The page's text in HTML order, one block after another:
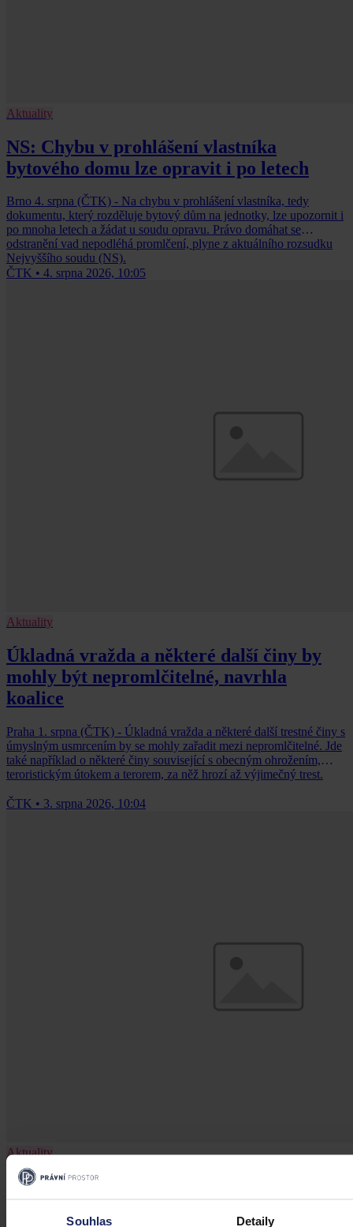
Souhlas Detaily
Aktuality
NS: Chybu v prohlášení vlastníka
bytového domu lze opravit i po letech
Brno 4. srpna (ČTK) - Na chybu v prohlášení vlastníka, tedy
dokumentu, který rozděluje bytový dům na jednotky, lze upozornit i
po mnoha letech a žádat u soudu opravu. Právo domáhat se
odstranění vad nepodléhá promlčení, plyne z aktuálního rozsudku
Nejvyššího soudu (NS).
ČTK • 4. srpna 2026, 10:05
Aktuality
Úkladná vražda a některé další činy by
mohly být nepromlčitelné, navrhla
koalice
Praha 1. srpna (ČTK) - Úkladná vražda a některé další trestné činy s
úmyslným usmrcením by se mohly zařadit mezi nepromlčitelné. Jde
také například o některé činy související s obecným ohrožením,
teroristickým útokem a terorem, za něž hrozí až výjimečný trest.
ČTK • 3. srpna 2026, 10:04
Aktuality
Ruský podnik neuspěl s kasační stížností